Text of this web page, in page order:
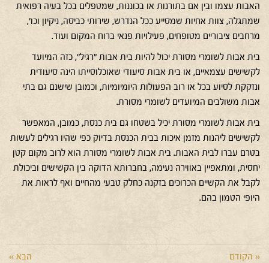
האבות עצמו ובין אם בתורנות או בכוננות, שמטפלים בכל בעיה רפואית
שמתגלה, צוות אחיות שמסייע ככל הנדרש, שירותי כביסה, ניקיון וכו',
מרחבים ציבוריים מטופחים, פעילויות פנאי ברוח המקום ועוד.
בית אבות לשומרי מסורת יכול להיות בית אבות "רגיל", כזה המיועד
לקשישים עצמאיים, או בית אבות סיעודי שאוכלוסייתו הינה סיעודית
ונזקקת לסיוע בכל או רוב הפעולות היומיומיות, וכמובן שישנם גם בתי
אבות משולבים המיועדים לשומרי מסורת.
בית אבות לשומרי מסורת יכיל בשטחו גם בית כנסת, כמובן, המאפשר
לקשישים ליהנות מזמן איכות בבית הכנסת בדיוק כפי שהיו רגילים לעשות
בטרם עברו לבית האבות. בית אבות לשומרי מסורת הוא לרוב מקום קטן
יחסית, ומתאפיין באווירה נעימה, בחברותא הדוקה בין הקשישים וביכולת
לקבל את הקשיים הכרוכים בזקנה כחלק טבעי מהחיים ואף לראות את
היופי הטמון בהם.
« הקודם הבא »